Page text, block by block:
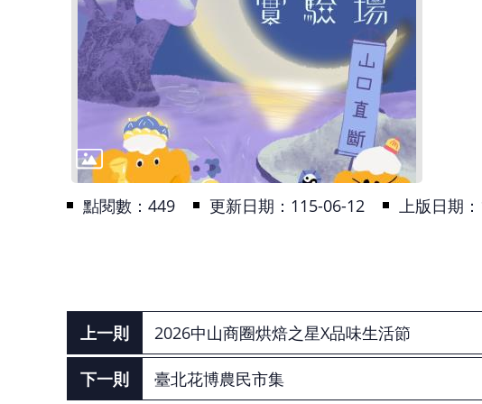
點閱數： 449 更新日期：115-06-12 上版日期
2026中山商圈烘焙之星X品味生活節
臺北花博農民市集